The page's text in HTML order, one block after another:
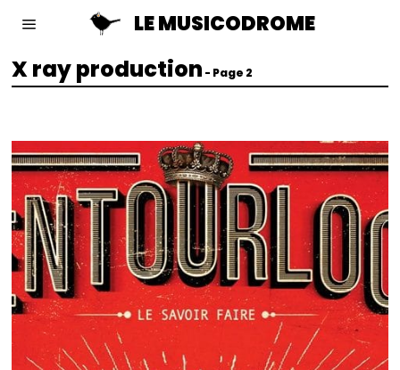
LE MUSICODROME
X ray production - Page 2